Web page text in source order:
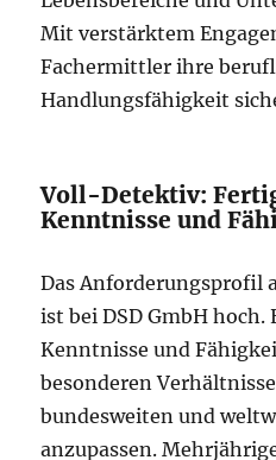
Mit verstärktem
Fachermittler ihre
Handlungsfähigkeit
Voll-Detektiv:
Kenntnisse und
Das Anforderungsprofil
ist bei DSD GmbH
Kenntnisse und
besonderen
bundesweiten und
anzupassen.